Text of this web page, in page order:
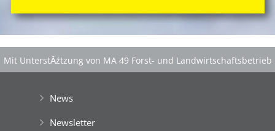
Mit UnterstĂźtzung von MA 49 Forst- und Landwirtschaftsbetrieb
News
Newsletter